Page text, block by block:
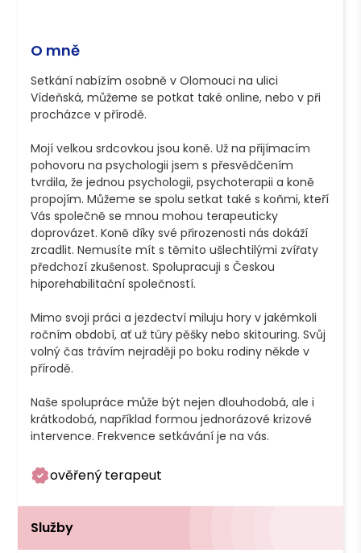
O mně
Setkání nabízím osobně v Olomouci na ulici
Vídeňská, můžeme se potkat také online, nebo v při
procházce v přírodě.
Mojí velkou srdcovkou jsou koně. Už na přijímacím
pohovoru na psychologii jsem s přesvědčením
tvrdila, že jednou psychologii, psychoterapii a koně
propojím. Můžeme se spolu setkat také s koňmi, kteří
Vás společně se mnou mohou terapeuticky
doprovázet. Koně díky své přirozenosti nás dokáží
zrcadlit. Nemusíte mít s těmito ušlechtilými zvířaty
předchozí zkušenost. Spolupracuji s Českou
hiporehabilitační společností.
Mimo svoji práci a jezdectví miluju hory v jakémkoli
ročním období, ať už túry pěšky nebo skitouring. Svůj
volný čas trávím nejraději po boku rodiny někde v
přírodě.
Naše spolupráce může být nejen dlouhodobá, ale i
krátkodobá, například formou jednorázové krizové
intervence. Frekvence setkávání je na vás.
ověřený terapeut
Služby